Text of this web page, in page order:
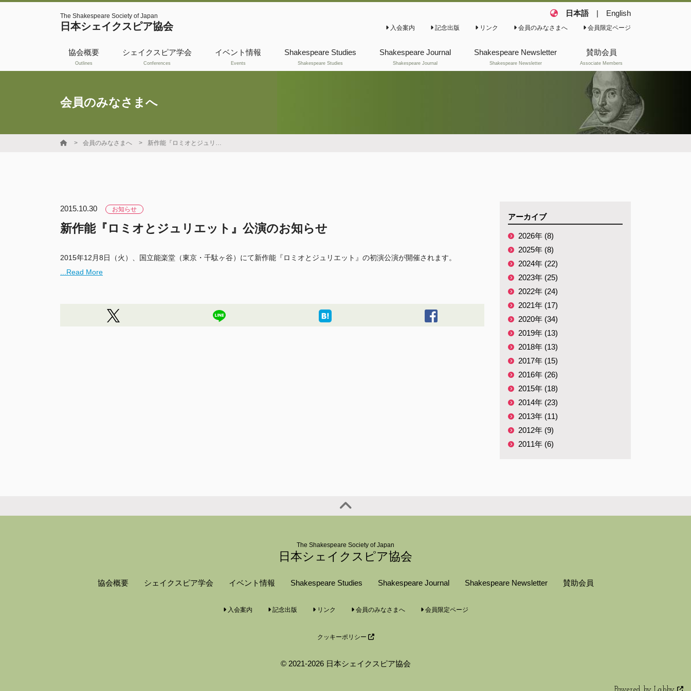
The Shakespeare Society of Japan
日本シェイクスピア協会 入会案内 記念出版 リンク 会員のみなさまへ 会員限定ページ
日本語 | English
協会概要
Outlines
共催・後援
国際交流フェロー
シップ
シェイクスピア学会
Conferences
イベント情報
Events
Shakespeare Studies
Shakespeare Studies
Shakespeare Journal
Shakespeare Journal
Shakespeare Newsletter
Shakespeare Newsletter
賛助会員
Associate Members
会員のみなさまへ
会員のみなさまへ 新作能『ロミオとジュリエット』公演のお知らせ
2015.10.30 お知らせ
新作能『ロミオとジュリエット』公演のお知らせ
...Read More
アーカイブ
2026年 (8)
2025年 (8)
2024年 (22)
2023年 (25)
2022年 (24)
2021年 (17)
2020年 (34)
2019年 (13)
2018年 (13)
2017年 (15)
2016年 (26)
2015年 (18)
2014年 (23)
2013年 (11)
2012年 (9)
2011年 (6)
The Shakespeare Society of Japan
日本シェイクスピア協会
協会概要 シェイクスピア学会 イベント情報 Shakespeare Studies Shakespeare Journal Shakespeare Newsletter 賛助会員
入会案内 記念出版 リンク 会員のみなさまへ 会員限定ページ
クッキーポリシー
© 2021-2026 日本シェイクスピア協会